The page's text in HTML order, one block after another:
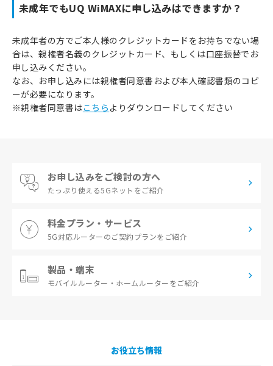
未成年でもUQ WiMAXに申し込みはできますか？
未成年者の方でご本人様のクレジットカードをお持ちでない場
合は、親権者名義のクレジットカード、もしくは口座振替でお
申し込みください。
なお、お申し込みには親権者同意書および本人確認書類のコピ
ーが必要になります。
※親権者同意書はこちら よりダウンロードしてください
お申し込みをご検討の方へ
たっぷり使える5Gネットをご紹介
料金プラン・サービス
5G対応ルーターのご契約プランをご紹介
製品・端末
モバイルルーター・ ホームルーターをご紹介
お役立ち情報